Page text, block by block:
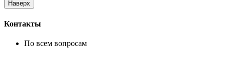
Наверх
Контакты
По всем вопросам